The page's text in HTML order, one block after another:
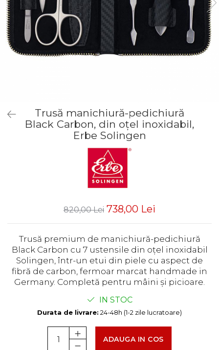
Truse manichiură bărbați
Truse manichiură-pedichiură
Trusă manichiură-pedichiură
Black Carbon, din oțel inoxidabil,
Erbe Solingen
820,00 Lei 738,00 Lei
Trusă premium de manichiură-pedichiură
Black Carbon cu 7 ustensile din oțel inoxidabil
Solingen, într-un etui din piele cu aspect de
fibră de carbon, fermoar marcat handmade in
Germany. Completă pentru mâini și picioare.
IN STOC
Durata de livrare: 24-48h (1-2 zile lucratoare)
ADAUGA IN COS